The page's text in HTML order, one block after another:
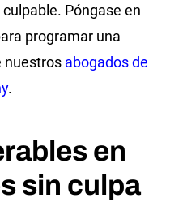
Póngase en
programar una
nuestros abogados de
.
en
sin culpa